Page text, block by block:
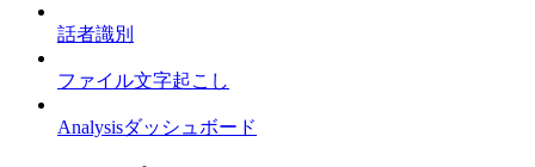
話者識別
ファイル文字起こし
Analysisダッシュボード